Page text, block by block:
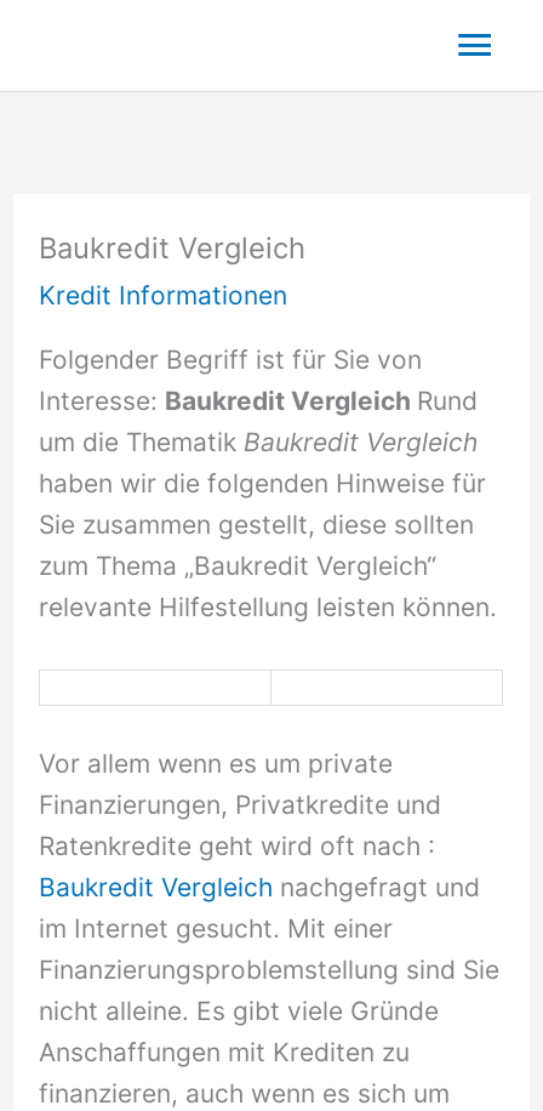
springen
Baukredit Vergleich
Kredit Informationen
Folgender Begriff ist für Sie von
Interesse: Baukredit Vergleich Rund
um die Thematik Baukredit Vergleich
haben wir die folgenden Hinweise für
Sie zusammen gestellt, diese sollten
zum Thema „Baukredit Vergleich“
relevante Hilfestellung leisten können.
Vor allem wenn es um private
Finanzierungen, Privatkredite und
Ratenkredite geht wird oft nach :
Baukredit Vergleich nachgefragt und
im Internet gesucht. Mit einer
Finanzierungsproblemstellung sind Sie
nicht alleine. Es gibt viele Gründe
Anschaffungen mit Krediten zu
finanzieren, auch wenn es sich um